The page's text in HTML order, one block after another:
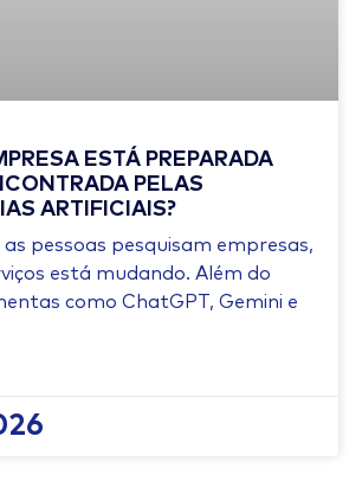
ESTÁ PREPARADA
PELAS
ARTIFICIAIS?
pessoas pesquisam empresas,
está mudando. Além do
como ChatGPT, Gemini e